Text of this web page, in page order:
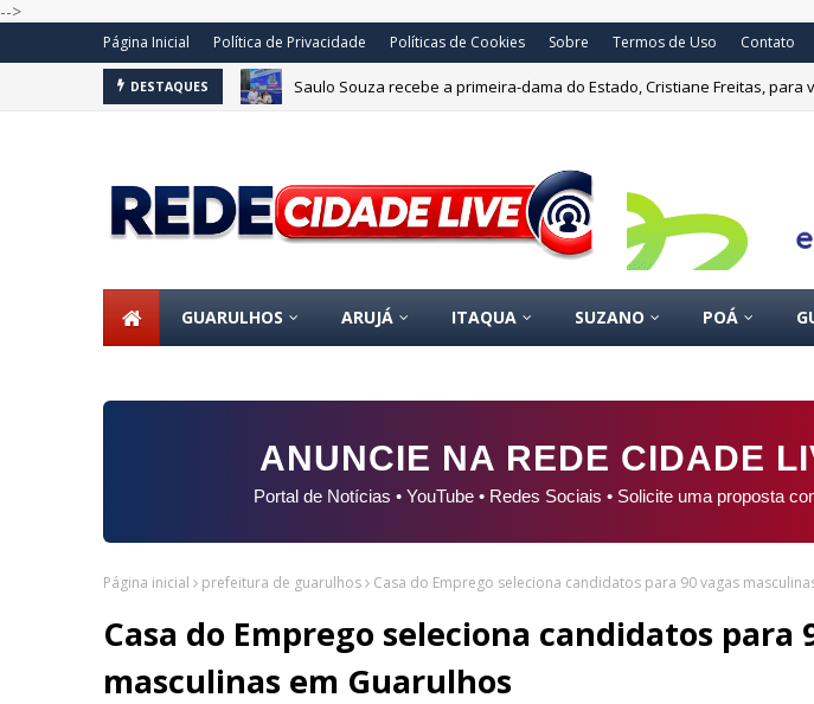
-->
Página Inicial Política de Privacidade Políticas de Cookies Sobre Termos de Uso Contato
DESTAQUES Saulo Souza recebe a primeira-dama do Estado, Cristiane Freitas, para
GUARULHOS ARUJÁ ITAQUA SUZANO POÁ
ANUNCIE NA REDE CIDADE
Portal de Notícias • YouTube • Redes Sociais • Solicite uma proposta
Página inicial prefeitura de guarulhos Casa do Emprego seleciona candidatos para 90 vagas
Casa do Emprego seleciona candidatos para
masculinas em Guarulhos